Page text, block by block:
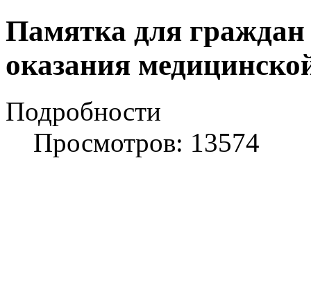
Памятка для граждан
оказания
Подробности
Просмотров: 13574